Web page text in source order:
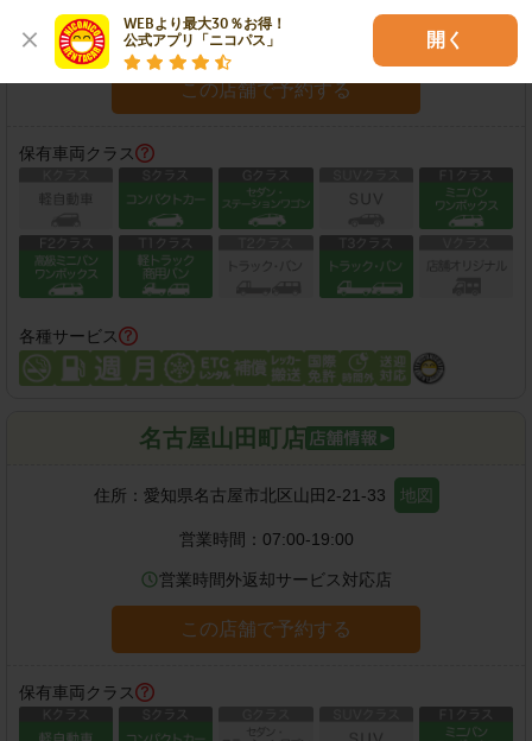
WEBより最大30％お得！
公式アプリ「ニコパス」
開く
営業時間外返却サービス対応店
この店舗で予約する
保有車両クラス
各種サービス
名古屋山田町店
住所： 愛知県名古屋市北区山田2-21-33 地図
営業時間： 07:00-19:00
営業時間外返却サービス対応店
この店舗で予約する
保有車両クラス